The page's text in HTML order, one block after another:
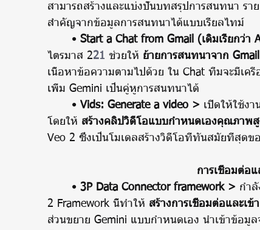
สามารถสร้างและแบ่งปันบทสรุปการสนทนา รา
สำคัญจากข้อมูลการสนทนาได้แบบเรียลไทม์
	•
Start a Chat from Gmail (เดิมเรียกว่า
ไตรมาส 221 ช่วยให้ ย้ายการสนทนาจาก
เนื้อหาข้อความตามไปด้วย ใน Chat ทีมจะมีเ
เพิ่ม Gemini เป็นคู่หูการสนทนาได้
	•
Vids: Generate a video > เปิดให้ใช้ง
โดยให้ สร้างคลิปวิดีโอแบบกำหนดเองคุณภาพ
Veo 2 ซึ่งเป็นโมเดลสร้างวิดีโอที่ทันสมัยที่สุดข
การเชื่อมต่อ
	•
3P Data Connector framework > กำลั
2 Framework นี้ทำให้ สร้างการเชื่อมต่อและเ
ส่วนขยาย Gemini แบบกำหนดเอง นำเข้าข้อมู